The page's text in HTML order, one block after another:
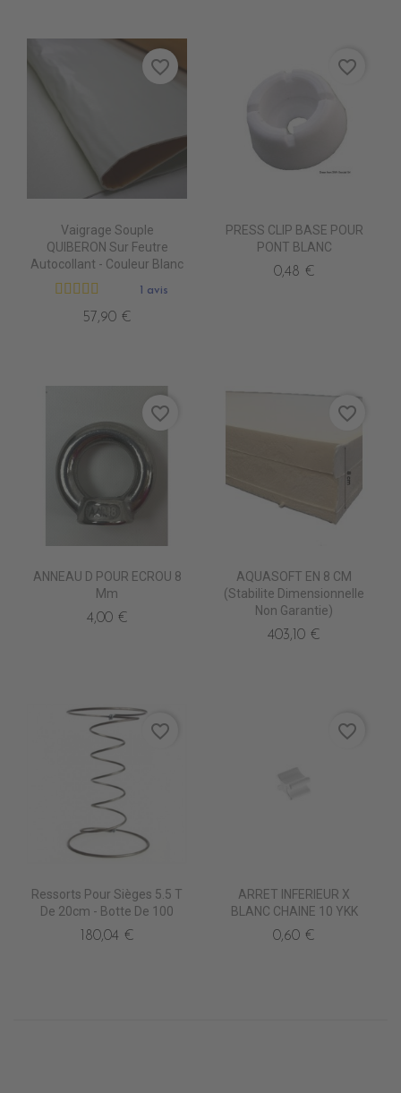
Vaigrage Souple
QUIBERON Sur Feutre
Autocollant - Couleur Blanc
1 avis
57,90 €
favorite_border
PRESS CLIP BASE POUR
PONT BLANC
0,48 €
favorite_border
ANNEAU D POUR ECROU 8
Mm
4,00 €
favorite_border
AQUASOFT EN 8 CM
(stabilite Dimensionnelle
Non Garantie)
403,10 €
favorite_border
Ressorts Pour Sièges 5.5 T
De 20cm - Botte De 100
180,04 €
favorite_border
ARRET INFERIEUR X
BLANC CHAINE 10 YKK
0,60 €
favorite_border